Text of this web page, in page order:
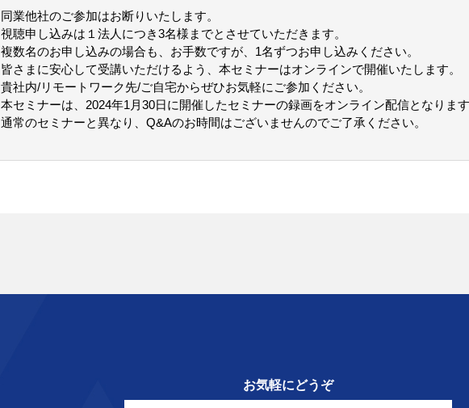
同業他社のご参加はお断りいたします。
視聴申し込みは１法人につき3名様までとさせていただきます。
複数名のお申し込みの場合も、お手数ですが、1名ずつお申し込みください。
皆さまに安心して受講いただけるよう、本セミナーはオンラインで開催いたします。
貴社内/リモートワーク先/ご自宅からぜひお気軽にご参加ください。
本セミナーは、2024年1月30日に開催したセミナーの録画をオンライン配信となりま
通常のセミナーと異なり、Q&Aのお時間はございませんのでご了承ください。
お気軽にどうぞ